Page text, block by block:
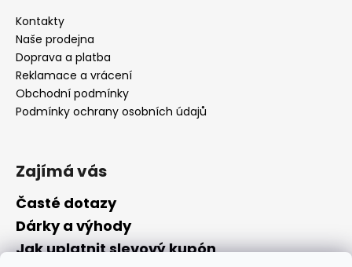
Kontakty
Naše prodejna
Doprava a platba
Reklamace a vrácení
Obchodní podmínky
Podmínky ochrany osobních údajů
Zajímá vás
Časté dotazy
Dárky a výhody
Jak uplatnit slevový kupón